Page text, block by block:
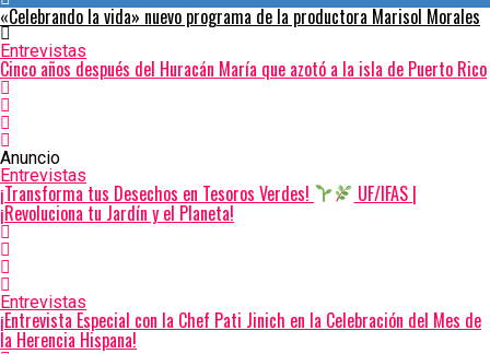
«Celebrando la vida» nuevo programa de la productora Marisol Morales
Entrevistas
Cinco años después del Huracán María que azotó a la isla de Puerto Rico
Anuncio
Entrevistas
¡Transforma tus Desechos en Tesoros Verdes! UF/IFAS |
¡Revoluciona tu Jardín y el Planeta!
Entrevistas
¡Entrevista Especial con la Chef Pati Jinich en la Celebración del Mes de
la Herencia Hispana!